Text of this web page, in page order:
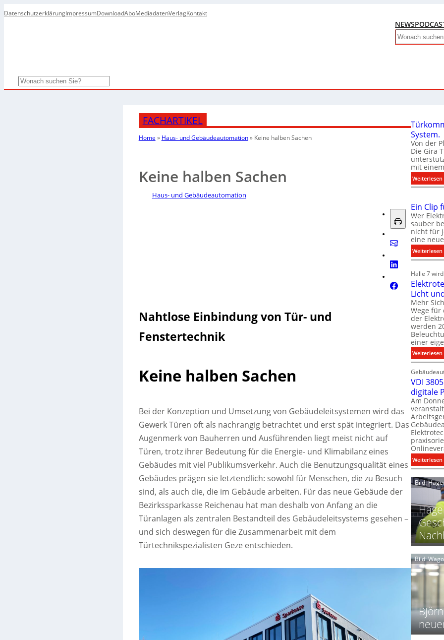
DatenschutzerklärungImpressumDownloadAboMediadatenVerlagKontakt
NEWS
Search
Search
FACHARTIKEL
Home » Haus- und Gebäudeautomation» Keine halben Sachen
Keine halben Sachen
Haus- und Gebäudeautomation
Nahtlose Einbindung von Tür- und
Fenstertechnik
Keine halben Sachen
Bei der Konzeption und Umsetzung von Gebäudeleitsystemen wird das
Gewerk Türen oft als nachrangig betrachtet und erst spät integriert. Das
Augenmerk von Bauherren und Ausführenden liegt meist nicht auf
Türen, trotz ihrer Bedeutung für die Energie- und Klimabilanz eines
Gebäudes mit viel Publikumsverkehr. Auch die Benutzungsqualität eines
Gebäudes prägen sie letztendlich: sowohl für Menschen, die zu Besuch
sind, als auch die, die im Gebäude arbeiten. Für das neue Gebäude der
Bezirkssparkasse Reichenau hat man deshalb von Anfang an die
Türanlagen als zentralen Bestandteil des Gebäudeleitsystems gesehen –
und sich deswegen für die Zusammenarbeit mit dem
Türtechnikspezialisten Geze entschieden.
System.
Von der
Die Gira
mit
Weiterlesen:
r
u
i
k
t
i
i
t
s
t
.
Ein Clip
Wer
sauber
nicht für
eine
Weiterlesen:
l
i
f
r
a
l
l
e
t
e
r
r
ü
Halle 7
Licht
Mehr
Wege für
der
werden
einer
Weiterlesen:
l
e
k
t
r
t
c
n
2
c
h
t
VDI
digitale
Am
Weiterlesen:
I
0
5
l
s
s
e
Bild:
Bild: